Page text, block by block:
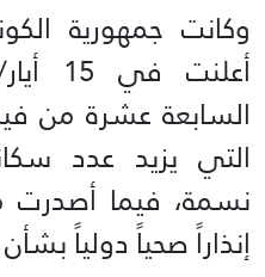
وكانت جمهورية
السابعة عشرة من
نسمة، فيما أصدرت
إنذاراً صحياً دولياً بشأن